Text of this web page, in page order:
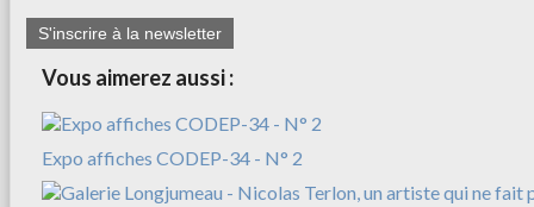
S'inscrire à la newsletter
Vous aimerez aussi :
Expo affiches CODEP-34 - N° 2